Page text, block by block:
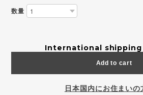
数量
International shipping
Add to cart
日本国内にお住まいの